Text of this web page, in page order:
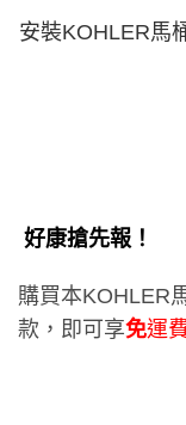
安裝KOHLER馬
好康搶先報！
購買本KOHLER
款，即可享免運